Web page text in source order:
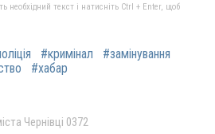
необхідний текст і натисніть Ctrl + Enter, щоб
#кримінал
#замінування
#хабар
Чернівці 0372